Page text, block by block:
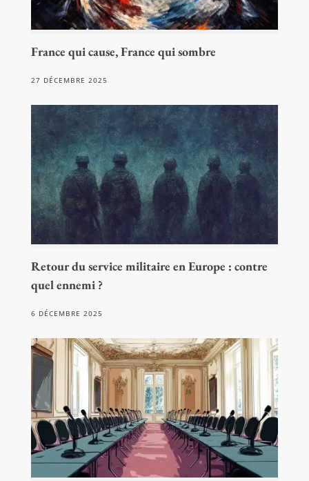
France qui cause, France qui sombre
27 DÉCEMBRE 2025
Retour du service militaire en Europe : contre
quel ennemi ?
6 DÉCEMBRE 2025